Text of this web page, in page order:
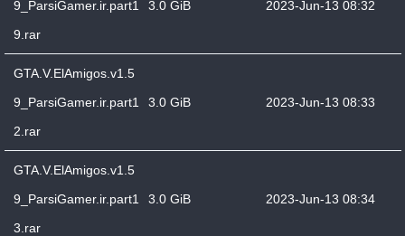
9_ParsiGamer.ir.part1
9.rar
3.0 GiB 2023-Jun-13 08:32
GTA.V.ElAmigos.v1.5
9_ParsiGamer.ir.part1
2.rar
3.0 GiB 2023-Jun-13 08:33
GTA.V.ElAmigos.v1.5
9_ParsiGamer.ir.part1
3.rar
3.0 GiB 2023-Jun-13 08:34